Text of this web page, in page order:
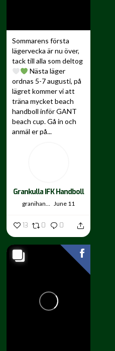
Sommarens första
lägervecka är nu över,
tack till alla som deltog
Nästa läger
ordnas 5-7 augusti, på
lägret kommer vi att
träna mycket beach
handboll inför GANT
beach cup. Gå in och
anmäl er på...
Grankulla IFK Handboll
granihandis June 11
13 0 0